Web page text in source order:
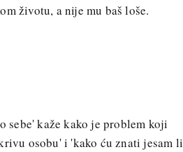
životu, a nije mu baš loše.
sebe' kaže kako je problem koji
osobu' i 'kako ću znati jesam li